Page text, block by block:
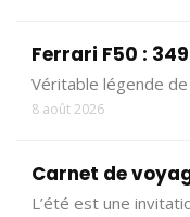
Ferrari F50 :
Véritable légende
8 août 2026
Carnet de
L’été est une